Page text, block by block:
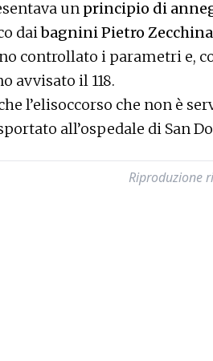
un principio di
daibagnini Pietro
controllato i parametri e,
avvisato il 118.
l’elisoccorso che non è
all’ospedale di San
Riproduzione